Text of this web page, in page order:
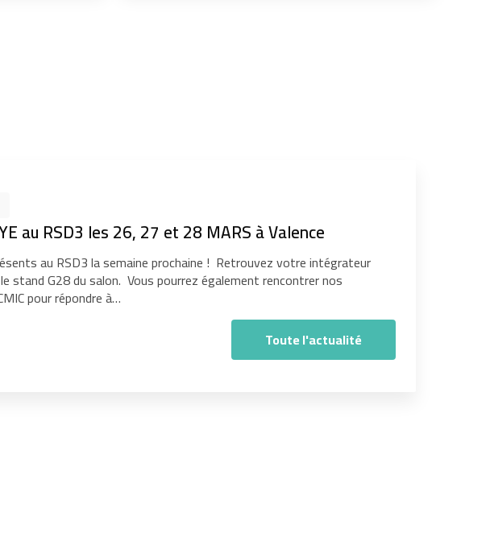
au RSD3 les 26, 27 et 28 MARS à Valence
au RSD3 la semaine prochaine ! Retrouvez votre intégrateur
stand G28 du salon. Vous pourrez également rencontrer nos
pour répondre à…
Toute l'actualité